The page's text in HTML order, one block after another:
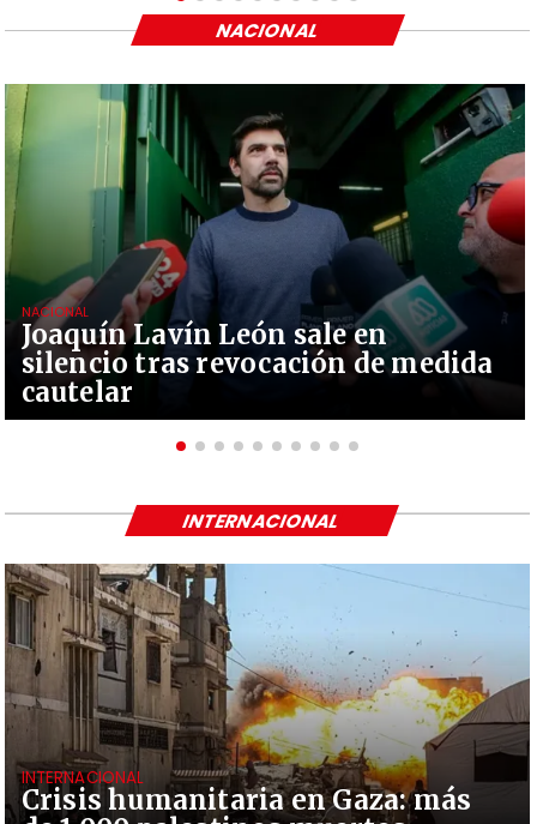
Joaquín Lavín León sale en
silencio tras revocación de medida
cautelar
NACIONAL
NACIONAL
Crisis humanitaria en Gaza: más
INTERNACIONAL
INTERNACIONAL